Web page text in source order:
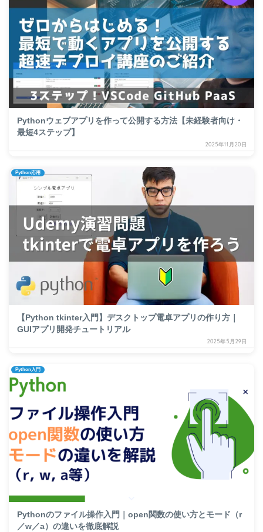
Pythonウェブアプリを作って公開する方法【未経験者向け・
最短4ステップ】
2025年11月20日
Python応用
【Python tkinter入門】デスクトップ電卓アプリの作り方｜
GUIアプリ開発チュートリアル
2025年5月29日
Python入門
Pythonのファイル操作入門｜open関数の使い方とモード（r
／w／a）の違いを徹底解説